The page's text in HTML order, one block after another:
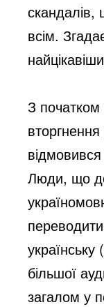
всім.
З
вторгнення
Люди, що
більшої
загалом у